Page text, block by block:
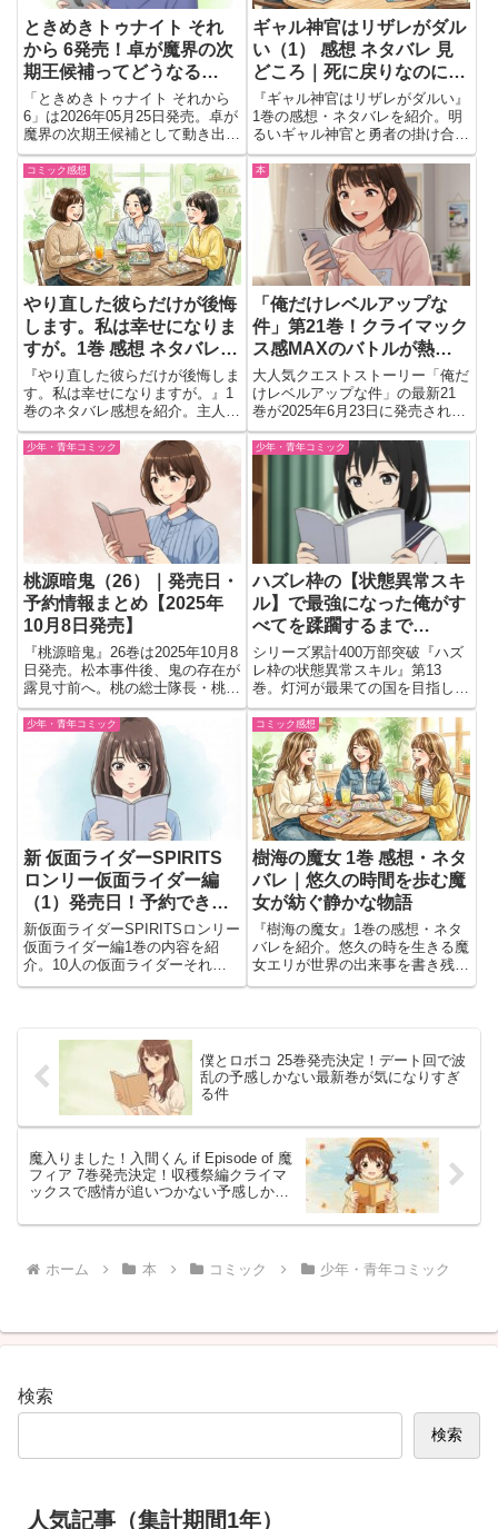
ときめきトゥナイト それ
から 6発売！卓が魔界の次
期王候補ってどうなる
の…？
「ときめきトゥナイト それから
6」は2026年05月25日発売。卓が
魔界の次期王候補として動き出す
展開が注目ポイント。予約前に読
む価値を知りたい人向けに見どこ
ろを解説。
ギャル神官はリザレがダル
い（1） 感想 ネタバレ 見
どころ｜死に戻りなのに笑
えて癒やされる異色ラブコ
メ
『ギャル神官はリザレがダルい』
1巻の感想・ネタバレを紹介。明
るいギャル神官と勇者の掛け合
い、笑いと恋が楽しめる異色ファ
ンタジーラブコメの魅力をまとめ
コミック感想
やり直した彼らだけが後悔
します。私は幸せになりま
すが。1巻 感想 ネタバレ
見どころ｜悪役令嬢だけ知
らないやり直しが面白い
『やり直した彼らだけが後悔しま
す。私は幸せになりますが。』1
巻のネタバレ感想を紹介。主人公
ではなく周囲だけがやり直しを知
る斬新な設定や、アンジェリーナ
を応援したくなる魅力を語りま
本
「俺だけレベルアップな
件」第21巻！クライマック
ス感MAXのバトルが熱い
最新刊♡
大人気クエストストーリー「俺だ
けレベルアップな件」の最新21
巻が2025年6月23日に発売される
よ！名だたるハンターたちに君主
の脅威が迫るなか、水篠をめぐる
戦いはますます激化。東京上空の
異変や新たなイレギュラー発生な
ど、息をのむ展開がぎっし...
少年・青年コミック
桃源暗鬼（26）｜発売日・
予約情報まとめ【2025年
10月8日発売】
『桃源暗鬼』26巻は2025年10月8
日発売。松本事件後、鬼の存在が
露見寸前へ。桃の総士隊長・桃喰
十兵衛の動きで物語は新局面に。
四季たちへの影響とターニングポ
イントの見所、予約先を紹介。
少年・青年コミック
ハズレ枠の【状態異常スキ
ル】で最強になった俺がす
べてを蹂躙するまで
13（ガルドコミックス）予
約・発売情報まとめ
シリーズ累計400万部突破『ハズ
レ枠の状態異常スキル』第13
巻。灯河が最果ての国を目指し神
獣ニャキや勇の剣との因縁に迫
る。正義と復讐の激突が描かれる
重要エピソード。
少年・青年コミック
新 仮面ライダーSPIRITS
ロンリー仮面ライダー編
（1）発売日！予約できる
最新巻の情報まとめ
新仮面ライダーSPIRITSロンリー
仮面ライダー編1巻の内容を紹
介。10人の仮面ライダーそれぞ
れの戦いと物語の新章の魅力を解
コミック感想
樹海の魔女 1巻 感想・ネタ
バレ｜悠久の時間を歩む魔
女が紡ぐ静かな物語
『樹海の魔女』1巻の感想・ネタ
バレを紹介。悠久の時を生きる魔
女エリが世界の出来事を書き残す
物語や、静かな世界観、時間の流
僕とロボコ 25巻発売決定！デート回で波
乱の予感しかない最新巻が気になりすぎ
る件
魔入りました！入間くん if Episode of 魔
フィア 7巻発売決定！収穫祭編クライマ
ックスで感情が追いつかない予感しかし
ホーム 本 コミック 少年・青年コミック
検索
検索
人気記事（集計期間1年）